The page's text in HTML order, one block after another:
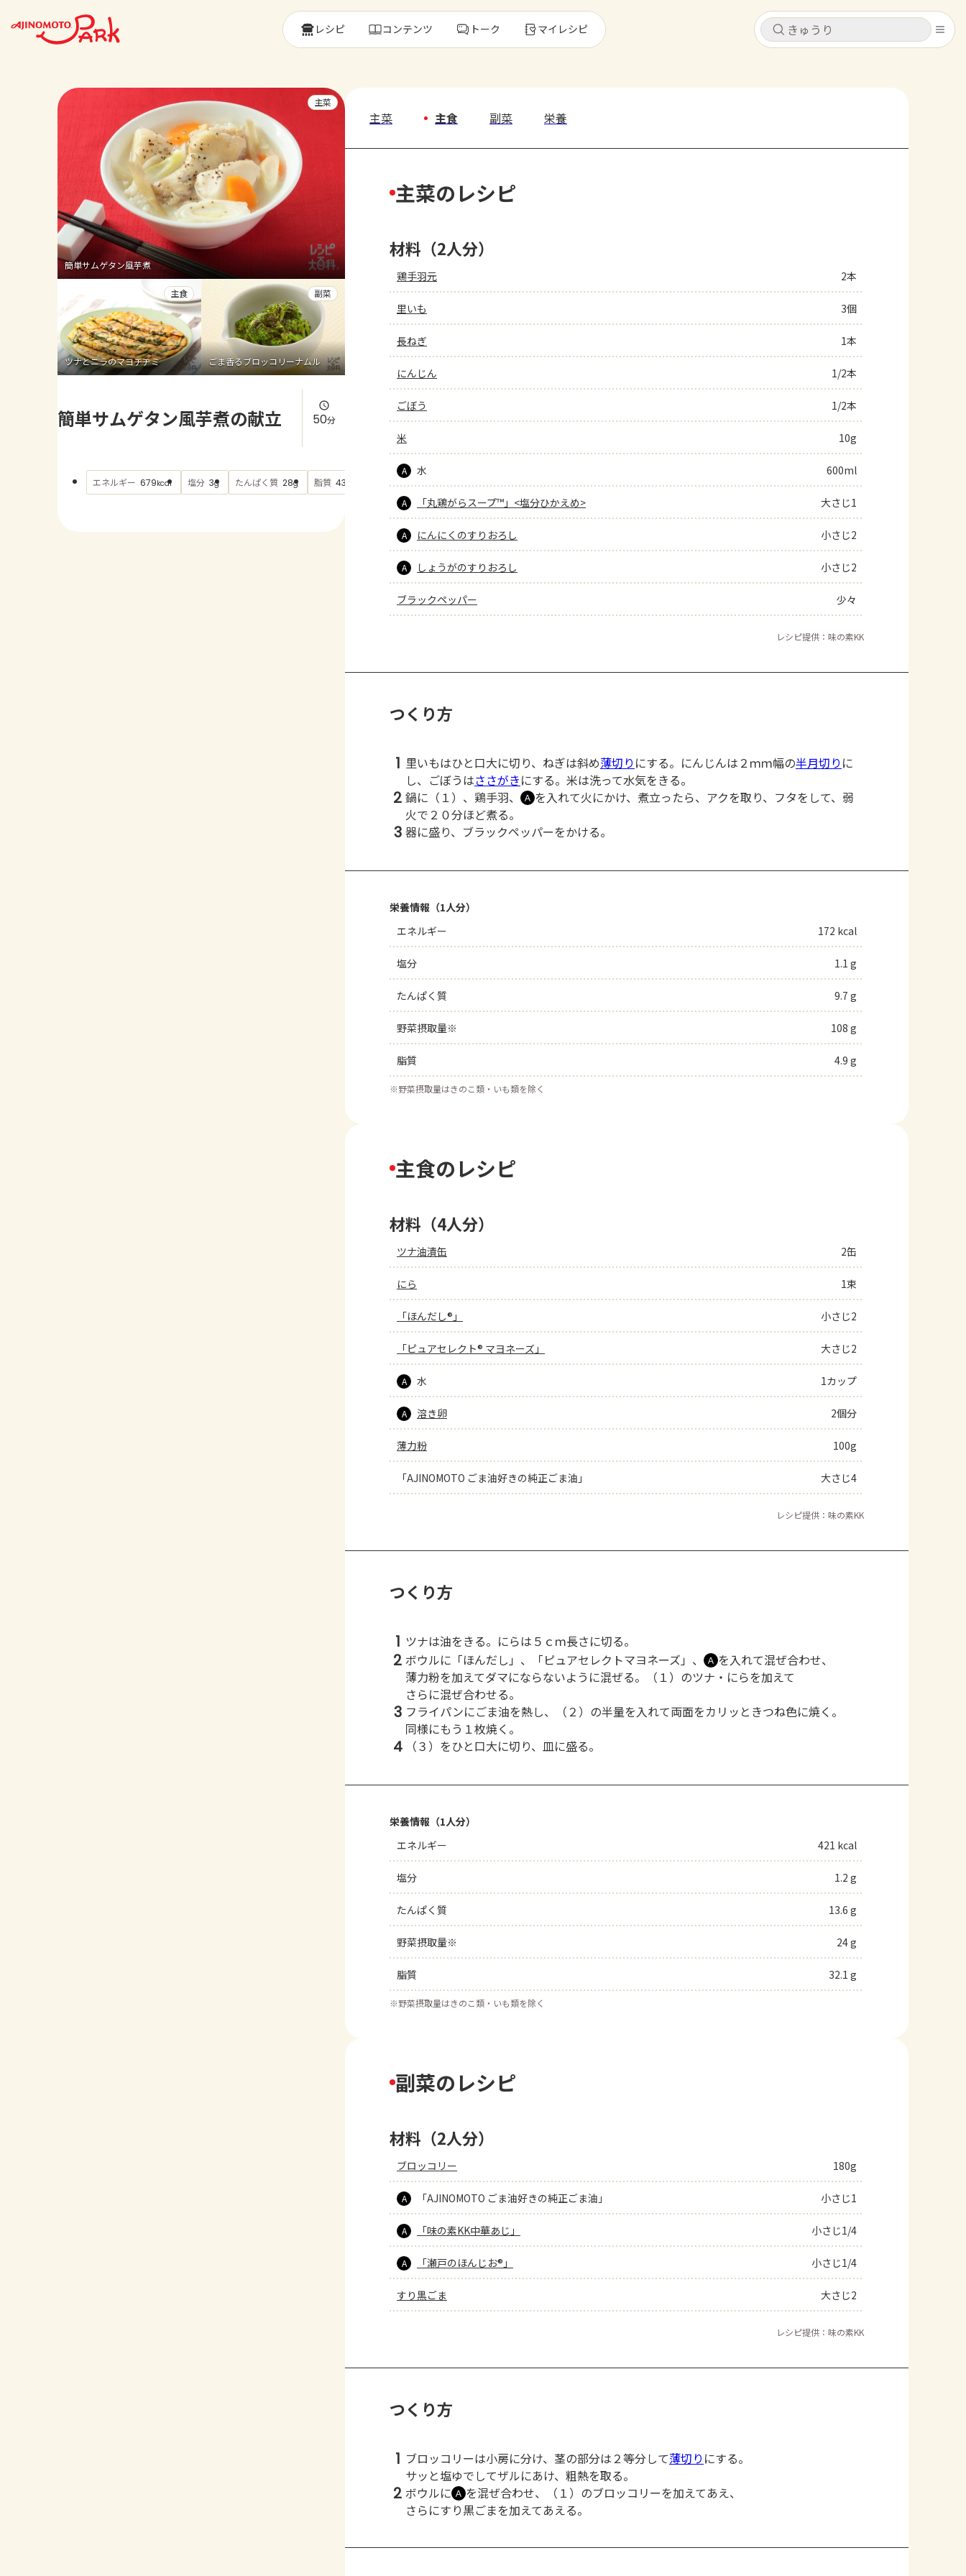
キャンセル
よくあるお問い合わせ
お買い物
キャンセル
レシピ コンテンツ トーク マイレシピ
簡単サムゲタン風芋煮
主菜
ツナとニラのマヨチヂミ
主食
ごま香るブロッコリーナムル
副菜
簡単サムゲタン風芋煮の献立 50分
エネルギー 679kcal 塩分 3g たんぱく質 28g 脂質 43.5 もっと見る
主菜 主食 副菜 栄養
主菜のレシピ
材料（2人分）
鶏手羽元 2本
里いも 3個
長ねぎ 1本
にんじん 1/2本
ごぼう 1/2本
米 10g
A 水 600ml
A 「丸鶏がらスープ™」<塩分ひかえめ> 大さじ1
A にんにくのすりおろし 小さじ2
A しょうがのすりおろし 小さじ2
ブラックペッパー 少々
レシピ提供：味の素KK
つくり方
1 里いもはひと口大に切り、ねぎは斜め薄切り にする。にんじんは２ｍｍ幅の半月切り に
し、ごぼうはささがきにする。米は洗って水気をきる。
2 鍋に（１）、鶏手羽、 Ａ を入れて火にかけ、煮立ったら、アクを取り、フタをして、弱
火で２０分ほど煮る。
3 器に盛り、ブラックペッパーをかける。
栄養情報（1人分）
エネルギー
172 kcal
塩分 1.1 g
たんぱく質 9.7 g
野菜摂取量※ 108 g
脂質 4.9 g
※野菜摂取量はきのこ類・いも類を除く
主食のレシピ
材料（4人分）
ツナ油漬缶 2缶
にら 1束
「ほんだし®」 小さじ2
「ピュアセレクト® マヨネーズ」 大さじ2
A 水 1カップ
A 溶き卵 2個分
薄力粉 100g
「AJINOMOTO ごま油好きの純正ごま油」 大さじ4
レシピ提供：味の素KK
つくり方
1 ツナは油をきる。にらは５ｃｍ長さに切る。
2 ボウルに「ほんだし」、「ピュアセレクトマヨネーズ」、 Ａ を入れて混ぜ合わせ、
薄力粉を加えてダマにならないように混ぜる。（１）のツナ・にらを加えて
さらに混ぜ合わせる。
3 フライパンにごま油を熱し、（２）の半量を入れて両面をカリッときつね色に焼く。
同様にもう１枚焼く。
4 （３）をひと口大に切り、皿に盛る。
栄養情報（1人分）
エネルギー
421 kcal
塩分 1.2 g
たんぱく質 13.6 g
野菜摂取量※ 24 g
脂質 32.1 g
※野菜摂取量はきのこ類・いも類を除く
副菜のレシピ
材料（2人分）
ブロッコリー 180g
A 「AJINOMOTO ごま油好きの純正ごま油」 小さじ1
A 「味の素KK中華あじ」 小さじ1/4
A 「瀬戸のほんじお®」 小さじ1/4
すり黒ごま 大さじ2
レシピ提供：味の素KK
つくり方
1 ブロッコリーは小房に分け、茎の部分は２等分して薄切り にする。
サッと塩ゆでしてザルにあけ、粗熱を取る。
2 ボウルに Ａ を混ぜ合わせ、（１）のブロッコリーを加えてあえ、
さらにすり黒ごまを加えてあえる。